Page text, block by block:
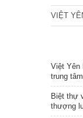
VIỆT
Việt Yên
trung
Biệt thự
thượng